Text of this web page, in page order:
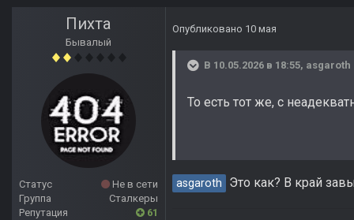
Пихта
Бывалый
Статус
Не в сети
Группа
Сталкеры
Репутация
61
Опубликовано 10 мая
В 10.05.2026 в 18:55, asgaroth
То есть тот же, с
asgaroth Это как? В край